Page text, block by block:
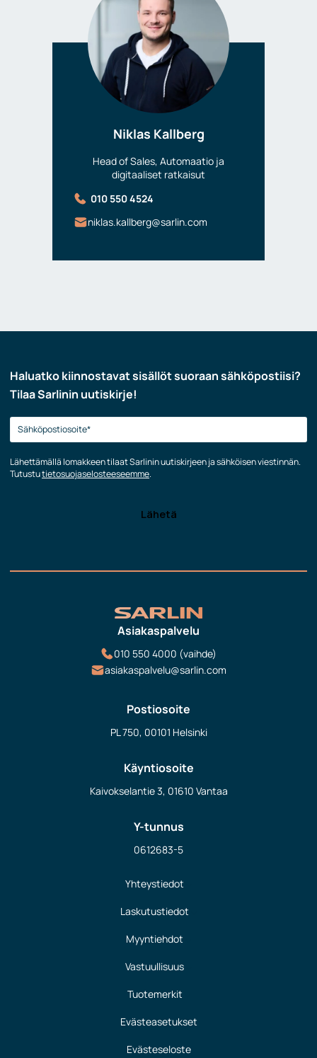
Niklas Kallberg
Head of Sales, Automaatio ja
digitaaliset ratkaisut
010 550 4524
niklas.kallberg@sarlin.com
Haluatko kiinnostavat sisällöt suoraan sähköpostiisi?
Tilaa Sarlinin uutiskirje!
Lähettämällä lomakkeen tilaat Sarlinin uutiskirjeen ja sähköisen viestinnän.
Tutustutietosuojaselosteeseemme.
Asiakaspalvelu
010 550 4000 (vaihde)
asiakaspalvelu@sarlin.com
Postiosoite
PL 750, 00101 Helsinki
Käyntiosoite
Kaivokselantie 3, 01610 Vantaa
Y-tunnus
0612683-5
Yhteystiedot
Laskutustiedot
Myyntiehdot
Vastuullisuus
Tuotemerkit
Evästeasetukset
Evästeseloste